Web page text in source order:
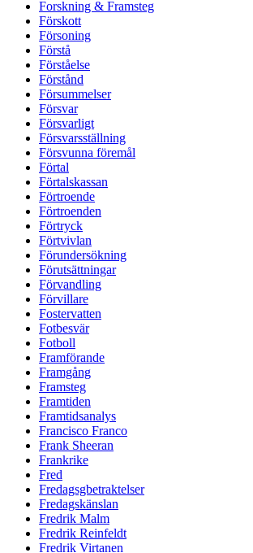
Forskning & Framsteg
Förskott
Försoning
Förstå
Förståelse
Förstånd
Försummelser
Försvar
Försvarligt
Försvarsställning
Försvunna föremål
Förtal
Förtalskassan
Förtroende
Förtroenden
Förtryck
Förtvivlan
Förundersökning
Förutsättningar
Förvandling
Förvillare
Fostervatten
Fotbesvär
Fotboll
Framförande
Framgång
Framsteg
Framtiden
Framtidsanalys
Francisco Franco
Frank Sheeran
Frankrike
Fred
Fredagsgbetraktelser
Fredagskänslan
Fredrik Malm
Fredrik Reinfeldt
Fredrik Virtanen